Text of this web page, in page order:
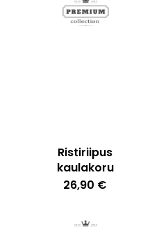
Ristiriipus
kaulakoru
26,90 €